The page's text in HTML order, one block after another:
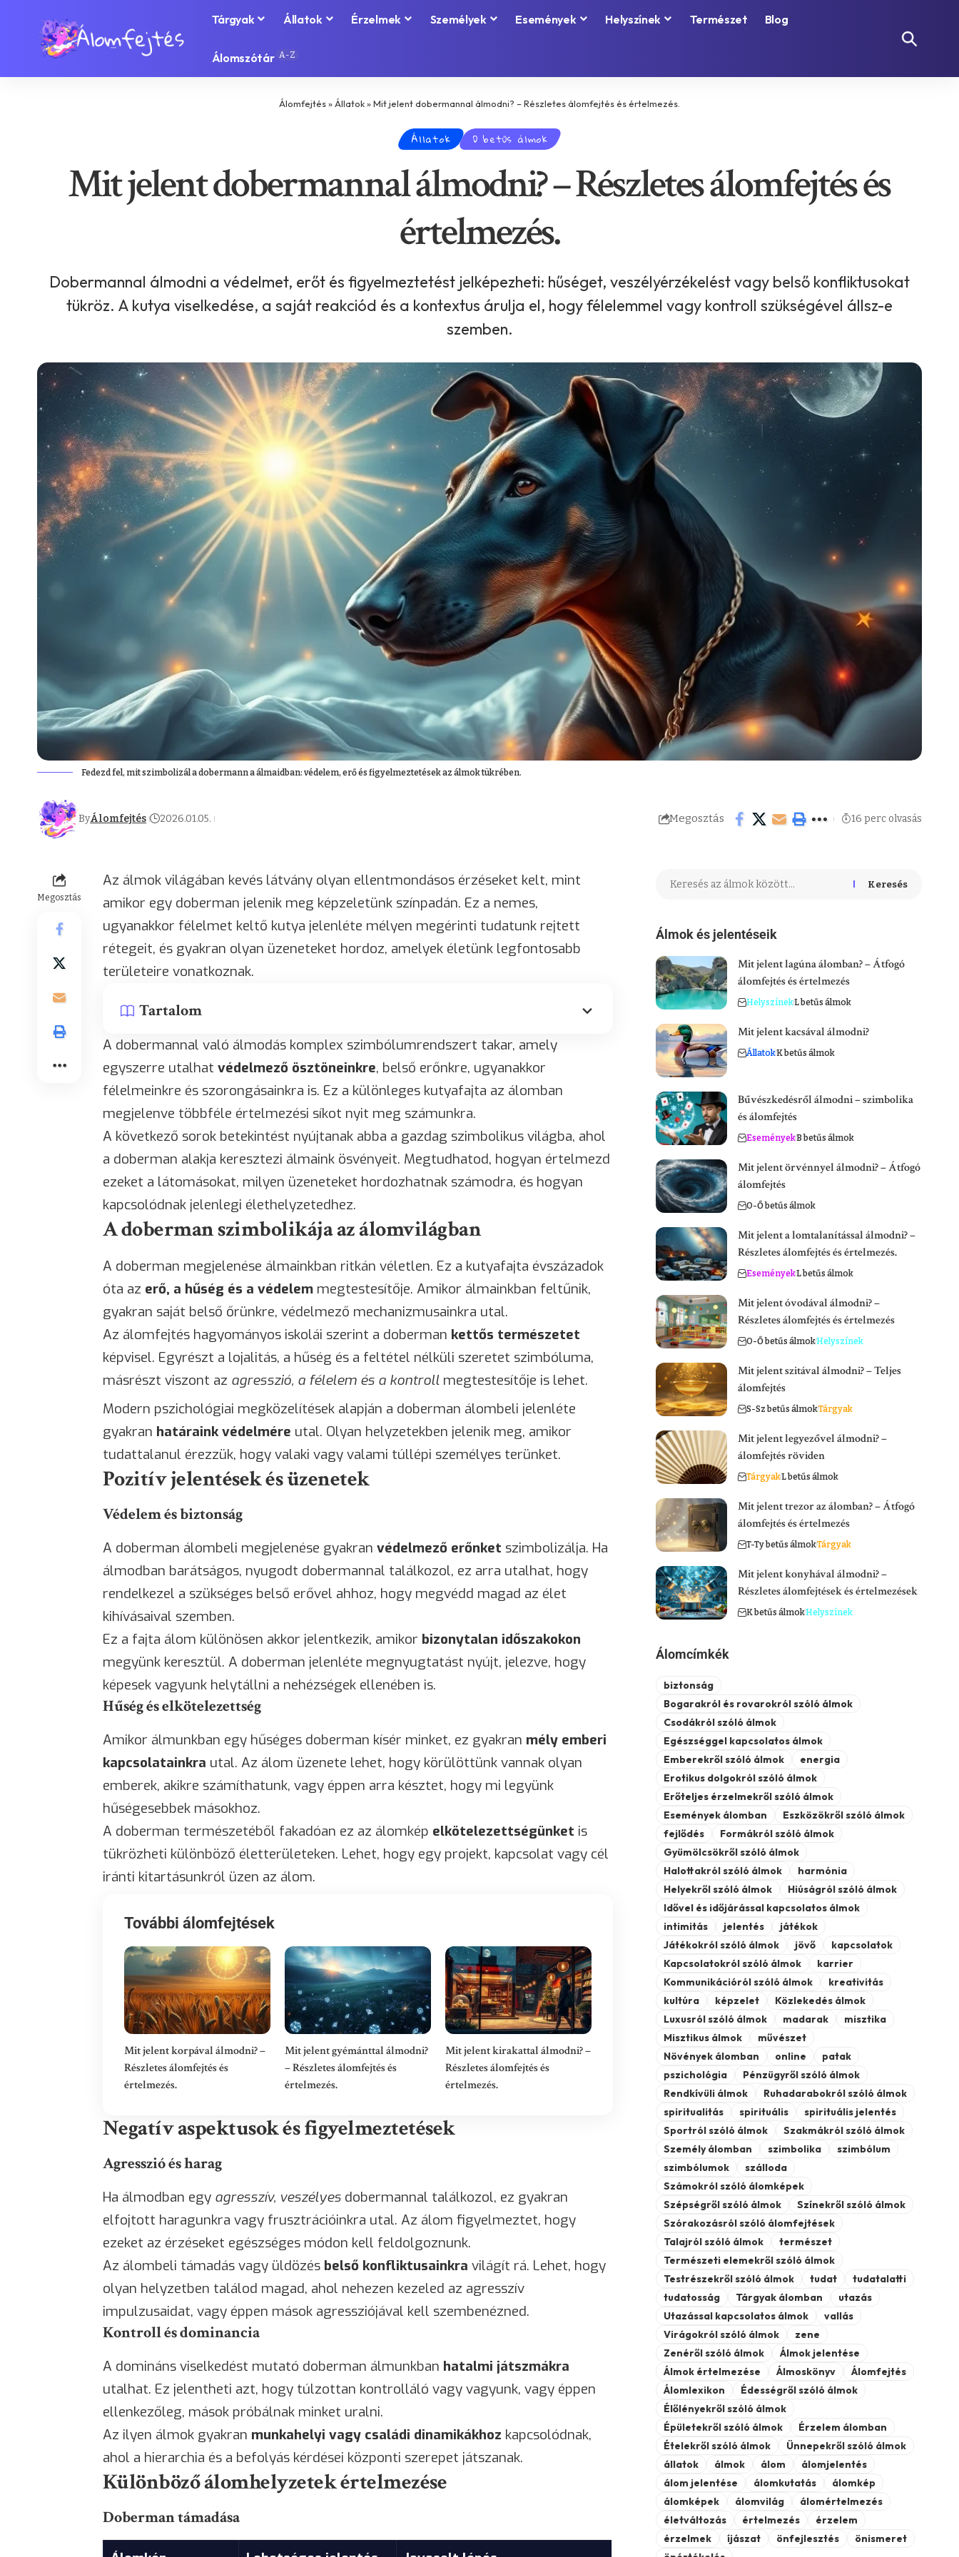
Tárgyak Állatok Érzelmek Személyek Események Helyszínek Természet Blog
Álomszótár A-Z
Álomfejtés»Állatok»Mit jelent dobermannal álmodni? – Részletes álomfejtés és értelmezés.
Állatok D betűs álmok
Mit jelent dobermannal álmodni? – Részletes álomfejtés és
értelmezés.
Dobermannal álmodni a védelmet, erőt és figyelmeztetést jelképezheti: hűséget, veszélyérzékelést vagy belső konfliktusokat
tükröz. A kutya viselkedése, a saját reakciód és a kontextus árulja el, hogy félelemmel vagy kontroll szükségével állsz-e
szemben.
Fedezd fel, mit szimbolizál a dobermann a álmaidban: védelem, erő és figyelmeztetések az álmok tükrében.
ByÁlomfejtés 2026.01.05. Megosztás 16 perc olvasás
Megosztás
Az álmok világában kevés látvány olyan ellentmondásos érzéseket kelt, mint
amikor egy doberman jelenik meg képzeletünk színpadán. Ez a nemes,
ugyanakkor félelmet keltő kutya jelenléte mélyen megérinti tudatunk rejtett
rétegeit, és gyakran olyan üzeneteket hordoz, amelyek életünk legfontosabb
területeire vonatkoznak.
Tartalom
A dobermannal való álmodás komplex szimbólumrendszert takar, amely
egyszerre utalhat védelmező ösztöneinkre, belső erőnkre, ugyanakkor
félelmeinkre és szorongásainkra is. Ez a különleges kutyafajta az álomban
megjelenve többféle értelmezési síkot nyit meg számunkra.
A következő sorok betekintést nyújtanak abba a gazdag szimbolikus világba, ahol
a doberman alakja keresztezi álmaink ösvényeit. Megtudhatod, hogyan értelmezd
ezeket a látomásokat, milyen üzeneteket hordozhatnak számodra, és hogyan
kapcsolódnak jelenlegi élethelyzetedhez.
A doberman szimbolikája az álomvilágban
A doberman megjelenése álmainkban ritkán véletlen. Ez a kutyafajta évszázadok
óta az erő, a hűség és a védelem megtestesítője. Amikor álmainkban feltűnik,
gyakran saját belső őrünkre, védelmező mechanizmusainkra utal.
Az álomfejtés hagyományos iskolái szerint a doberman kettős természetet
képvisel. Egyrészt a lojalitás, a hűség és a feltétel nélküli szeretet szimbóluma,
másrészt viszont az agresszió, a félelem és a kontroll megtestesítője is lehet.
Modern pszichológiai megközelítések alapján a doberman álombeli jelenléte
gyakran határaink védelmére utal. Olyan helyzetekben jelenik meg, amikor
tudattalanul érezzük, hogy valaki vagy valami túllépi személyes terünket.
Pozitív jelentések és üzenetek
Védelem és biztonság
A doberman álombeli megjelenése gyakran védelmező erőnket szimbolizálja. Ha
álmodban barátságos, nyugodt dobermannal találkozol, ez arra utalhat, hogy
rendelkezel a szükséges belső erővel ahhoz, hogy megvédd magad az élet
kihívásaival szemben.
Ez a fajta álom különösen akkor jelentkezik, amikor bizonytalan időszakokon
megyünk keresztül. A doberman jelenléte megnyugtatást nyújt, jelezve, hogy
képesek vagyunk helytállni a nehézségek ellenében is.
Hűség és elkötelezettség
Amikor álmunkban egy hűséges doberman kísér minket, ez gyakran mély emberi
kapcsolatainkra utal. Az álom üzenete lehet, hogy körülöttünk vannak olyan
emberek, akikre számíthatunk, vagy éppen arra késztet, hogy mi legyünk
hűségesebbek másokhoz.
A doberman természetéből fakadóan ez az álomkép elkötelezettségünket is
tükrözheti különböző életterületeken. Lehet, hogy egy projekt, kapcsolat vagy cél
iránti kitartásunkról üzen az álom.
További álomfejtések
Mit jelent korpával álmodni? –
Részletes álomfejtés és
értelmezés.
Mit jelent gyémánttal álmodni?
– Részletes álomfejtés és
értelmezés.
Mit jelent kirakattal álmodni? –
Részletes álomfejtés és
értelmezés.
Negatív aspektusok és figyelmeztetések
Agresszió és harag
Ha álmodban egy agresszív, veszélyes dobermannal találkozol, ez gyakran
elfojtott haragunkra vagy frusztrációinkra utal. Az álom figyelmeztet, hogy
ezeket az érzéseket egészséges módon kell feldolgoznunk.
Az álombeli támadás vagy üldözés belső konfliktusainkra világít rá. Lehet, hogy
olyan helyzetben találod magad, ahol nehezen kezeled az agresszív
impulzusaidat, vagy éppen mások agressziójával kell szembenézned.
Kontroll és dominancia
A domináns viselkedést mutató doberman álmunkban hatalmi játszmákra
utalhat. Ez jelentheti azt, hogy túlzottan kontrolláló vagy vagyunk, vagy éppen
ellenkezőleg, mások próbálnak minket uralni.
Az ilyen álmok gyakran munkahelyi vagy családi dinamikákhoz kapcsolódnak,
ahol a hierarchia és a befolyás kérdései központi szerepet játszanak.
Különböző álomhelyzetek értelmezése
Doberman támadása
Keresés
Álmok és jelentéseik
Mit jelent lagúna álomban? – Átfogó
álomfejtés és értelmezés
HelyszínekL betűs álmok
Mit jelent kacsával álmodni?
ÁllatokK betűs álmok
Bűvészkedésről álmodni – szimbolika
és álomfejtés
EseményekB betűs álmok
Mit jelent örvénnyel álmodni? – Átfogó
álomfejtés
O-Ő betűs álmok
Mit jelent a lomtalanítással álmodni? –
Részletes álomfejtés és értelmezés.
EseményekL betűs álmok
Mit jelent óvodával álmodni? –
Részletes álomfejtés és értelmezés
O-Ő betűs álmokHelyszínek
Mit jelent szitával álmodni? – Teljes
álomfejtés
S-Sz betűs álmokTárgyak
Mit jelent legyezővel álmodni? –
álomfejtés röviden
TárgyakL betűs álmok
Mit jelent trezor az álomban? – Átfogó
álomfejtés és értelmezés
T-Ty betűs álmokTárgyak
Mit jelent konyhával álmodni? –
Részletes álomfejtések és értelmezések
K betűs álmokHelyszínek
Álomcímkék
biztonság
Bogarakról és rovarokról szóló álmok
Csodákról szóló álmok
Egészséggel kapcsolatos álmok
Emberekről szóló álmok
energia
Erotikus dolgokról szóló álmok
Erőteljes érzelmekről szóló álmok
Események álomban
Eszközökről szóló álmok
fejlődés
Formákról szóló álmok
Gyümölcsökről szóló álmok
Halottakról szóló álmok
harmónia
Helyekről szóló álmok
Hiúságról szóló álmok
Idővel és időjárással kapcsolatos álmok
intimitás
jelentés
játékok
Játékokról szóló álmok
jövő
kapcsolatok
Kapcsolatokról szóló álmok
karrier
Kommunikációról szóló álmok
kreativitás
kultúra
képzelet
Közlekedés álmok
Luxusról szóló álmok
madarak
misztika
Misztikus álmok
művészet
Növények álomban
online
patak
pszichológia
Pénzügyről szóló álmok
Rendkívüli álmok
Ruhadarabokról szóló álmok
spiritualitás
spirituális
spirituális jelentés
Sportról szóló álmok
Szakmákról szóló álmok
Személy álomban
szimbolika
szimbólum
szimbólumok
szálloda
Számokról szóló álomképek
Szépségről szóló álmok
Színekről szóló álmok
Szórakozásról szóló álomfejtések
Talajról szóló álmok
természet
Természeti elemekről szóló álmok
Testrészekről szóló álmok
tudat
tudatalatti
tudatosság
Tárgyak álomban
utazás
Utazással kapcsolatos álmok
vallás
Virágokról szóló álmok
zene
Zenéről szóló álmok
Álmok jelentése
Álmok értelmezése
Álmoskönyv
Álomfejtés
Álomlexikon
Édességről szóló álmok
Élőlényekről szóló álmok
Épületekről szóló álmok
Érzelem álomban
Ételekről szóló álmok
Ünnepekről szóló álmok
állatok
álmok álom
álomjelentés
álom jelentése
álomkutatás
álomkép
álomképek
álomvilág
álomértelmezés
életváltozás
értelmezés
érzelem
érzelmek
íjászat önfejlesztés
önismeret